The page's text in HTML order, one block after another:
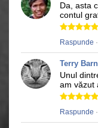
Da, asta
contul
Raspunde ·
Terry
Unul
am văzut
Raspunde ·